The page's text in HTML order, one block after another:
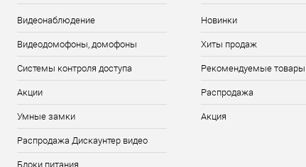
Видеонаблюдение
Видеодомофоны, домофоны
Системы контроля доступа
Акции
Умные замки
Распродажа Дискаунтер видео
Блоки питания
Новинки
Хиты продаж
Рекомендуемые товары
Распродажа
Акция